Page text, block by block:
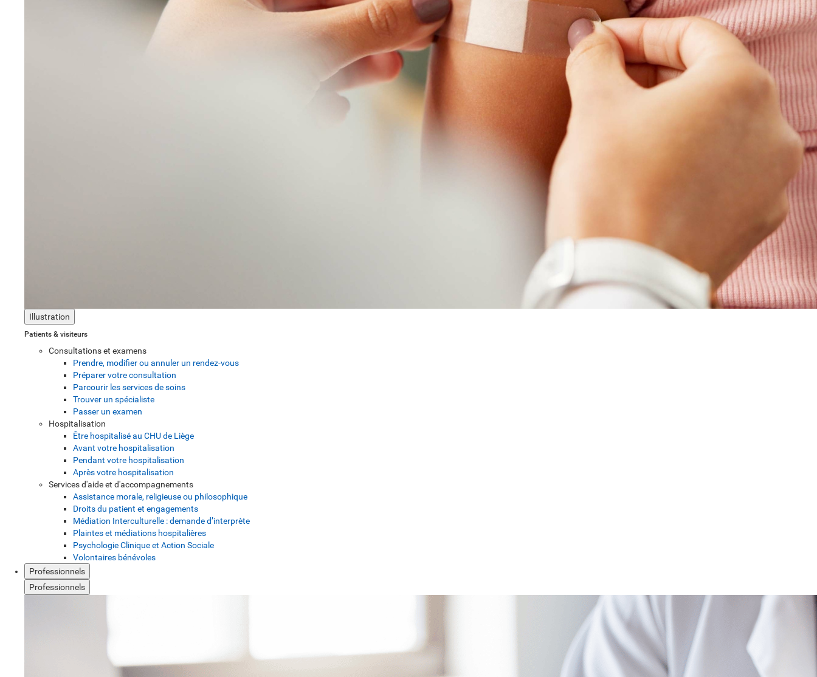
Illustration
Patients & visiteurs
Consultations et examens
Prendre, modifier ou annuler un rendez-vous
Préparer votre consultation
Parcourir les services de soins
Trouver un spécialiste
Passer un examen
Hospitalisation
Être hospitalisé au CHU de Liège
Avant votre hospitalisation
Pendant votre hospitalisation
Après votre hospitalisation
Services d'aide et d'accompagnements
Assistance morale, religieuse ou philosophique
Droits du patient et engagements
Médiation Interculturelle : demande d’interprète
Plaintes et médiations hospitalières
Psychologie Clinique et Action Sociale
Volontaires bénévoles
Professionnels
Professionnels